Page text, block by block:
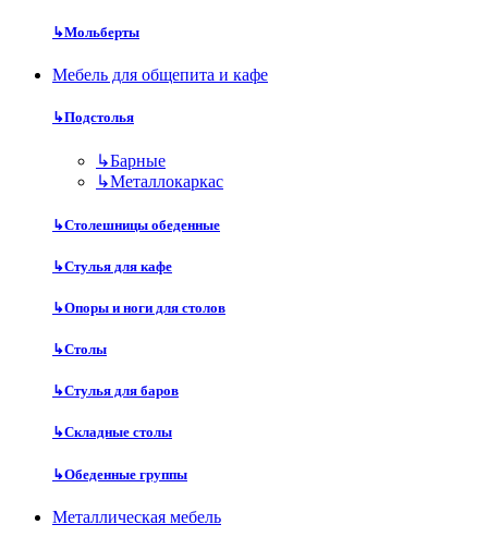
↳Мольберты
Мебель для общепита и кафе
↳Подстолья
↳Барные
↳Металлокаркас
↳Столешницы обеденные
↳Стулья для кафе
↳Опоры и ноги для столов
↳Столы
↳Стулья для баров
↳Складные столы
↳Обеденные группы
Металлическая мебель